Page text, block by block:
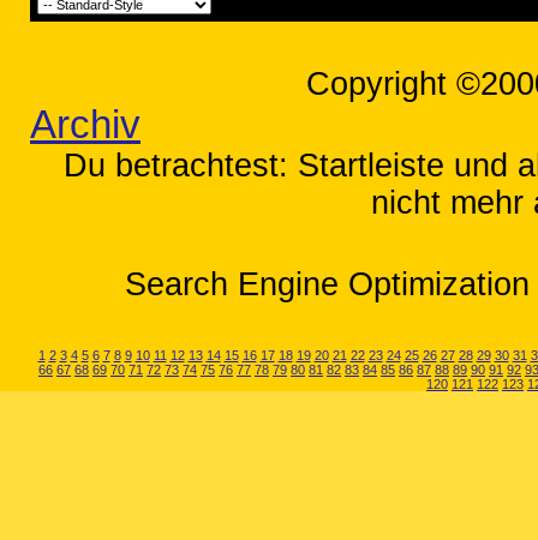
Copyright
Archiv
Du betrachtest: Startleiste und
nicht mehr
Search Engine
1 2 3 4 5 6 7 8 9 10 11 12 13 14 15 16 17 18 19 20 21 22 23 24 25 26 27 28 29 30 31
66 67 68 69 70 71 72 73 74 75 76 77 78 79 80 81 82 83 84 85 86 87 88 89 90 91 92 93
120 121 122 123